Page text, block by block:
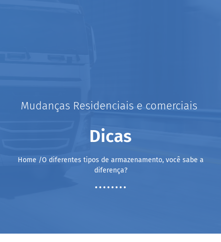
Mudanças Residenciais e comerciais
Dicas
Home /O diferentes tipos de armazenamento, você sabe a
diferença?